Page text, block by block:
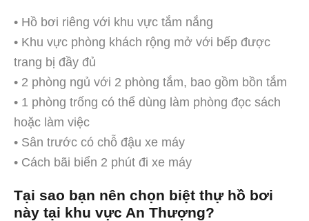
• Hồ bơi riêng với khu vực tắm nắng
• Khu vực phòng khách rộng mở với bếp được
trang bị đầy đủ
• 2 phòng ngủ với 2 phòng tắm, bao gồm bồn tắm
• 1 phòng trống có thể dùng làm phòng đọc sách
hoặc làm việc
• Sân trước có chỗ đậu xe máy
• Cách bãi biển 2 phút đi xe máy
Tại sao bạn nên chọn biệt thự hồ bơi
này tại khu vực An Thượng?